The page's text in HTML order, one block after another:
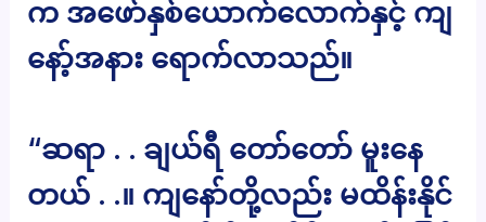
က အဖော်နှစ်ယောက်လောက်နှင့် ကျ
နော့်အနား ရောက်လာသည်။
“ဆရာ . . ချယ်ရီ တော်တော် မူးနေ
တယ် . .။ ကျနော်တို့လည်း မထိန်းနိုင်